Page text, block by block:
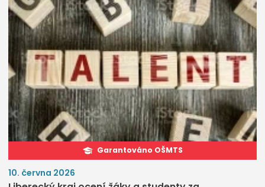
Garantováno OŠMTS
10. června 2026